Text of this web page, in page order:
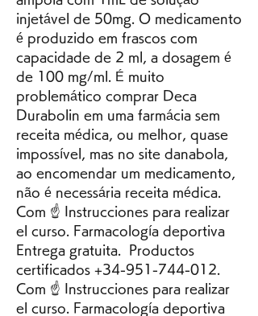
injetável de 50mg. O medicamento
é produzido em frascos com
capacidade de 2 ml, a dosagem é
de 100 mg/ml. É muito
problemático comprar Deca
Durabolin em uma farmácia sem
receita médica, ou melhor, quase
impossível, mas no site danabola,
ao encomendar um medicamento,
não é necessária receita médica.
Com ☝ Instrucciones para realizar
el curso. Farmacología deportiva ️
Entrega gratuita. ️ Productos
certificados +34-951-744-012.
Com ☝ Instrucciones para realizar
el curso. Farmacología deportiva ️